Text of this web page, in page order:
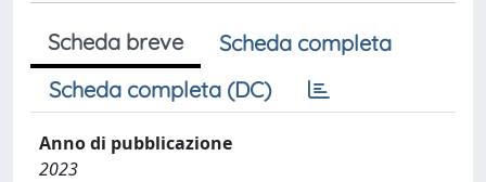
Scheda breve
Scheda completa
Scheda completa (DC)
Anno di pubblicazione
2023